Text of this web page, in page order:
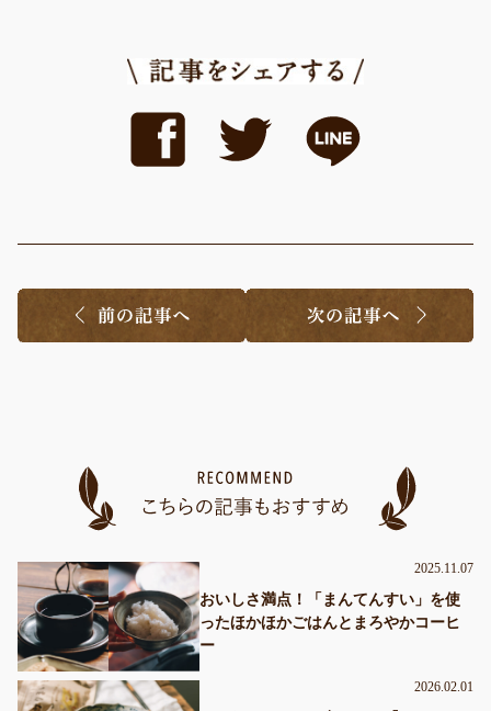
2025.11.07
おいしさ満点！「まんてんすい」を使
ったほかほかごはんとまろやかコーヒ
ー
2026.02.01